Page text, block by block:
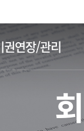
권연장/관리